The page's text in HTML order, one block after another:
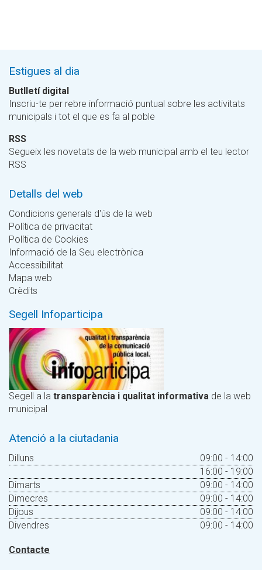
Estigues al dia
Butlletí digital
Inscriu-te per rebre informació puntual sobre les activitats
municipals i tot el que es fa al poble
RSS
Segueix les novetats de la web municipal amb el teu lector
RSS
Detalls del web
Condicions generals d'ús de la web
Política de privacitat
Política de Cookies
Informació de la Seu electrònica
Accessibilitat
Mapa web
Crèdits
Segell Infoparticipa
Segell a la transparència i qualitat informativa de la web
municipal
Atenció a la ciutadania
Dilluns
09:00 - 14:00
16:00 - 19:00
Dimarts
09:00 - 14:00
Dimecres
09:00 - 14:00
Dijous
09:00 - 14:00
Divendres
09:00 - 14:00
Contacte